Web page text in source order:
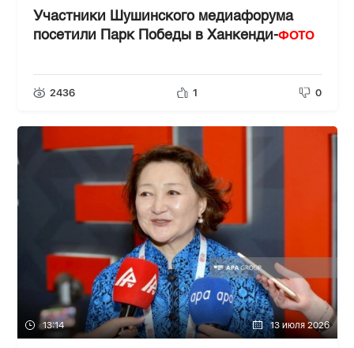
Участники Шушинского медиафорума
посетили Парк Победы в Ханкенди-ФОТО
2436 1 0
13:14 13 июля 2026